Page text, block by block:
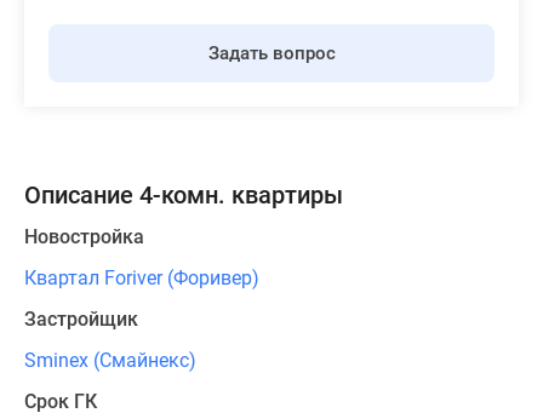
Задать вопрос
Описание 4-комн. квартиры
Новостройка
Квартал Foriver (Форивер)
Застройщик
Sminex (Смайнекс)
Срок ГК